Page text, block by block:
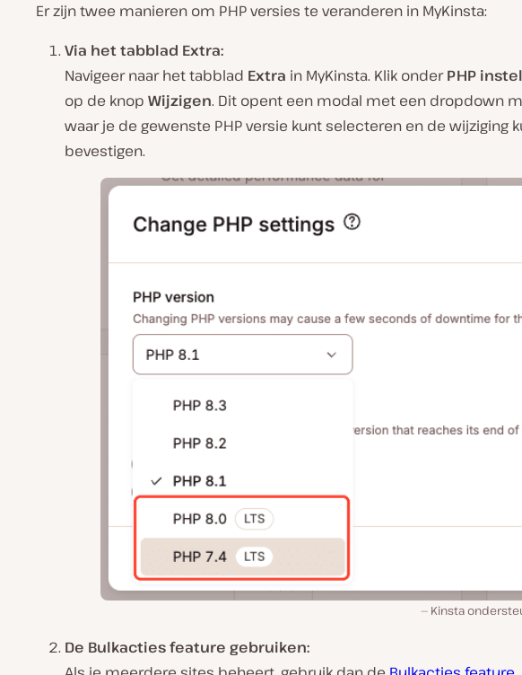
Er zijn twee manieren om PHP versies te veranderen in MyKinsta:
Via het tabblad Extra:
Navigeer naar het tabblad Extra in MyKinsta. Klik onderPHP
op de knop Wijzigen. Dit opent een modal met een dropdown
waar je de gewenste PHP versie kunt selecteren en de wijziging
bevestigen.
Kinsta
De Bulkacties feature gebruiken: